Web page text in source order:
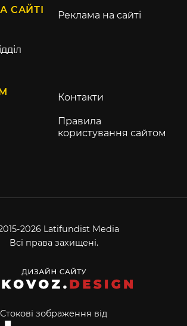
САЙТІ Реклама на сайті
Контакти
Правила
користування сайтом
2026 Latifundist Media
Всі права захищені.
Стокові зображення від